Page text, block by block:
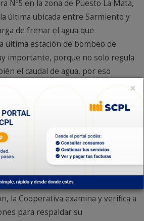
Nº5 en la zona de Puesto La Mata,
última ubicada entre Sarmiento y
de frenar el agua que
última estación de bombeo de
importante, porque no solo regula
el caudal de agua, por eso
óptimas y no afecte a las
Mata”, puntualizó Todoroff.
en la revisión de los pozos
Manantiales Behr, con dos
conservan calidad y vida útil de
barrios de la Zona Norte de la
la Cooperativa examina y verifica a
para respaldar su
×